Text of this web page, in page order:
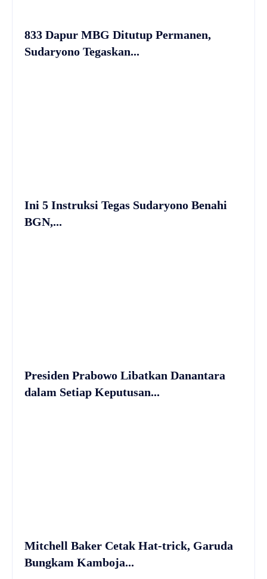
833 Dapur MBG Ditutup Permanen,
Sudaryono Tegaskan...
Ini 5 Instruksi Tegas Sudaryono Benahi
BGN,...
Presiden Prabowo Libatkan Danantara
dalam Setiap Keputusan...
Mitchell Baker Cetak Hat-trick, Garuda
Bungkam Kamboja...